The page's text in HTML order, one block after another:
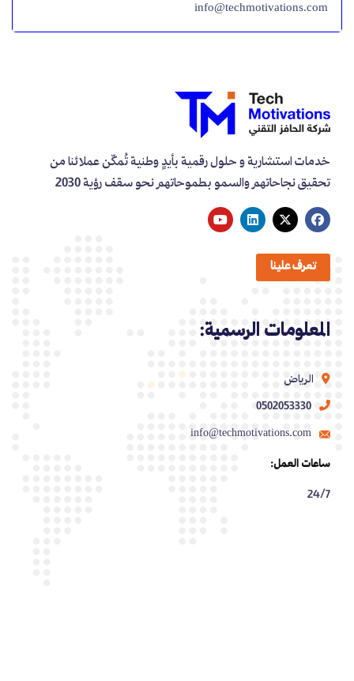
info@techmotivations.com
خدمات استشارية و حلول رقمية بأيدٍ وطنية تُمكّن عملائنا من
تحقيق نجاحاتهم والسمو بطموحاتهم نحو سقف رؤية 2030
تعرف علينا
المعلومات الرسمية:
الرياض
0502053330
info@techmotivations.com
ساعات العمل:
24/7